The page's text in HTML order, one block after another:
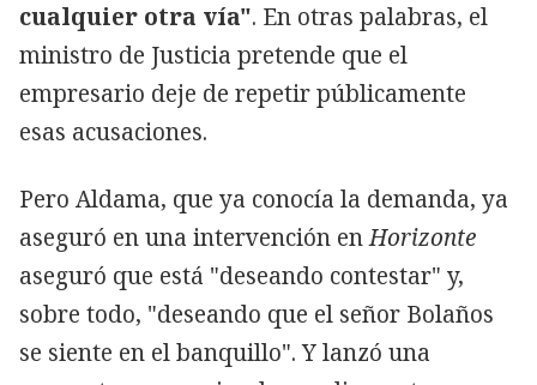
cualquier otra vía". En otras palabras, el
ministro de Justicia pretende que el
empresario deje de repetir públicamente
esas acusaciones.
Pero Aldama, que ya conocía la demanda, ya
aseguró en una intervención enHorizonte
aseguró que está "deseando contestar" y,
sobre todo, "deseando que el señor Bolaños
se siente en el banquillo". Y lanzó una